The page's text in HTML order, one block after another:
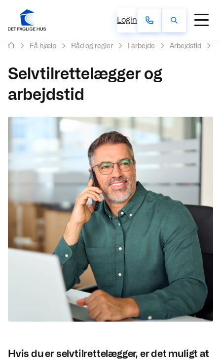
Login
Få hjælp Råd og regler I arbejde Arbejdstid
Selvtilrettelægger og
arbejdstid
Hvis du er selvtilrettelægger, er det muligt at